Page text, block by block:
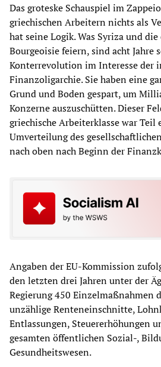
Das groteske Schauspiel im
griechischen Arbeitern nichts als
hat seine Logik. Was Syriza und die
Bourgeoisie feiern, sind acht Jahre
Konterrevolution im Interesse der
Finanzoligarchie. Sie haben eine
Grund und Boden gespart, um
Konzerne auszuschütten. Dieser
griechische Arbeiterklasse war
Umverteilung des
nach oben nach Beginn der
Angaben der EU-Kommission
den letzten drei Jahren unter der
Regierung 450 Einzelmaßnahmen
unzählige Renteneinschnitte,
Entlassungen, Steuererhöhungen
gesamten öffentlichen Sozial-,
Gesundheitswesen.